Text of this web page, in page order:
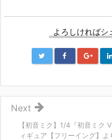
よろしければシ
【初音ミク】1/4『初音ミク
ィギュア【フリーイング】よ
Next